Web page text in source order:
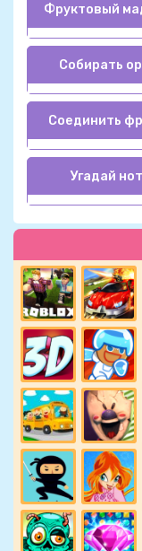
Фруктовый
Собирать
Соединить
Угадай